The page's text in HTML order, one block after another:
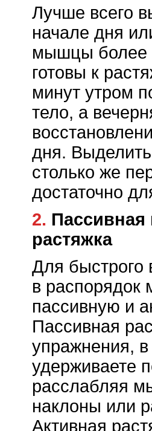
Лучше всего
начале дня
мышцы более
готовы к
минут утром
тело, а
дня.
столько же
достаточно
2. Пассивная и активная
растяжка
Для быстрого
в распорядок
пассивную и
Пассивная
упражнения,
удерживаете
расслабляя
наклоны или
Активная